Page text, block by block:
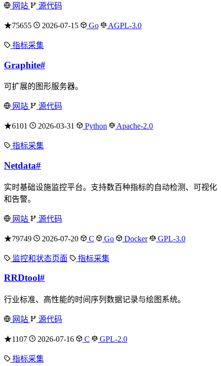
网站 源代码
★75655 2026-07-15 Go AGPL-3.0
指标采集
Graphite#
可扩展的图形服务器。
网站 源代码
★6101 2026-03-31 Python Apache-2.0
指标采集
Netdata#
实时基础设施监控平台。支持数百种指标的自动检测、可视化
和告警。
网站 源代码
★79749 2026-07-20 C Go Docker GPL-3.0
监控和状态页面 指标采集
RRDtool#
行业标准、高性能的时间序列数据记录与绘图系统。
网站 源代码
★1107 2026-07-16 C GPL-2.0
指标采集